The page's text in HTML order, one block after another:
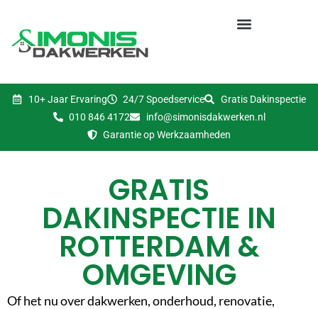
10+ Jaar Ervaring 24/7 Spoedservice
Gratis Dakinspectie
010 846 4172
info@simonisdakwerken.nl
Garantie op Werkzaamheden
GRATIS
DAKINSPECTIE IN
ROTTERDAM &
OMGEVING
Of het nu over dakwerken, onderhoud, renovatie,